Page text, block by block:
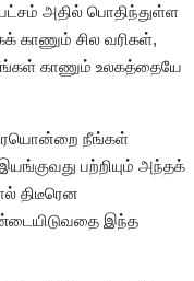
அதில் பொதிந்துள்ள
காணும் சில வரிகள்,
காணும் உலகத்தையே
நீங்கள்
பற்றியும் அந்தக்
திடீரென
இந்த